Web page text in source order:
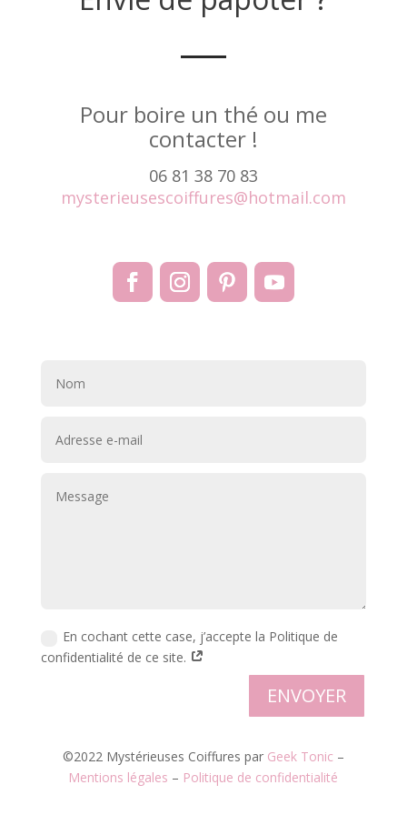
Pour boire un thé ou me
contacter !
06 81 38 70 83
mysterieusescoiffures@hotmail.com
En cochant cette case, j’accepte la Politique de
confidentialité de ce site.
ENVOYER
©2022 Mystérieuses Coiffures par Geek Tonic –
Mentions légales – Politique de confidentialité